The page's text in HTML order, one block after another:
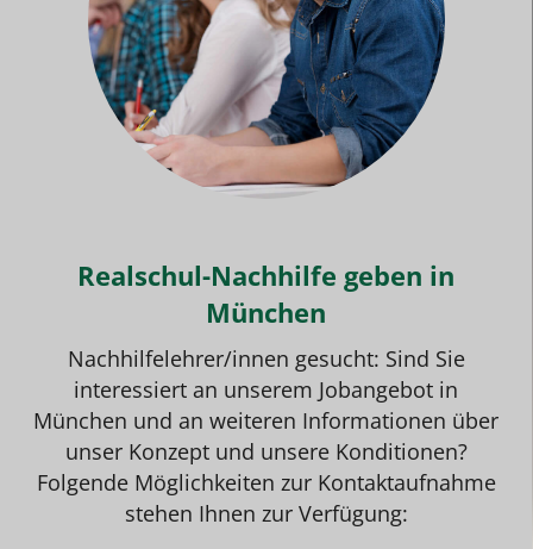
Realschul-Nachhilfe geben in
München
Nachhilfelehrer/innen gesucht: Sind Sie
interessiert an unserem Jobangebot in
München und an weiteren Informationen über
unser Konzept und unsere Konditionen?
Folgende Möglichkeiten zur Kontaktaufnahme
stehen Ihnen zur Verfügung: